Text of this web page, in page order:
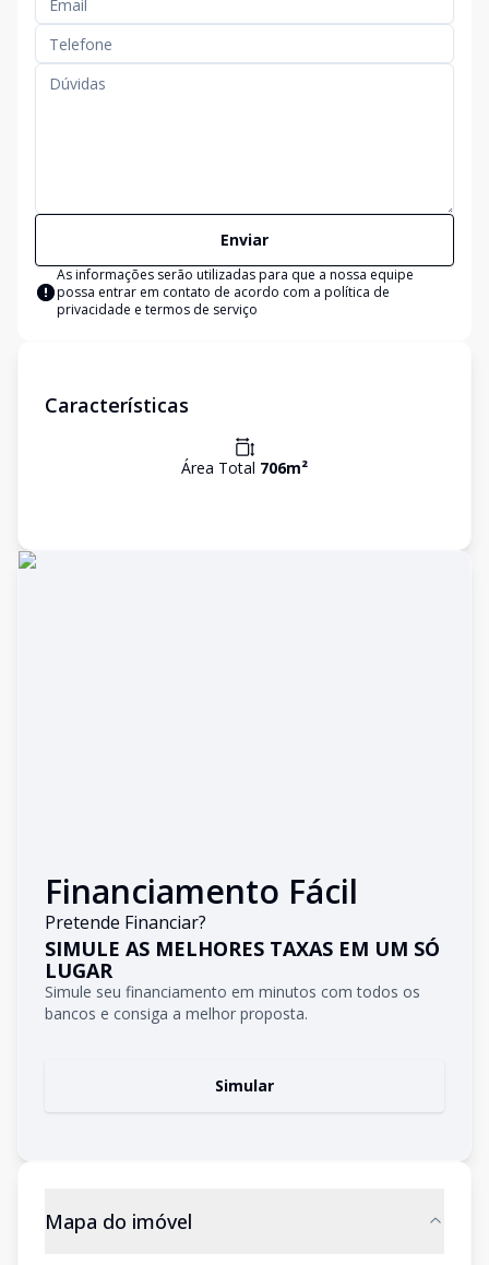
Enviar
As informações serão utilizadas para que a nossa equipe
possa entrar em contato de acordo com a política de
privacidade e termos de serviço
Características
Área Total 706m²
Financiamento Fácil
Pretende Financiar?
SIMULE AS MELHORES TAXAS EM UM SÓ
LUGAR
Simule seu financiamento em minutos com todos os
bancos e consiga a melhor proposta.
Simular
Mapa do imóvel